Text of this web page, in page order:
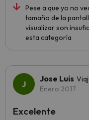
Pese a que yo no
tamaño de la
visualizar son
esta categoría
Jose Luis
Enero 2017
Excelente